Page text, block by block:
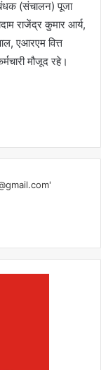
(संचालन) पूजा
राजेंद्र कुमार आर्य,
एआरएम वित्त
मौजूद रहे।